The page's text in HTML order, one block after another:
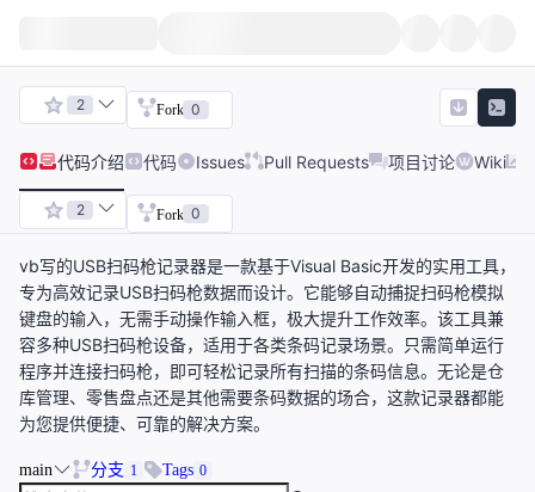
2 Fork 0
代码介绍 代码 Issues Pull Requests 项目讨论 Wiki
2 Fork 0
vb写的USB扫码枪记录器是一款基于Visual Basic开发的实用工具，
专为高效记录USB扫码枪数据而设计。它能够自动捕捉扫码枪模拟
键盘的输入，无需手动操作输入框，极大提升工作效率。该工具兼
容多种USB扫码枪设备，适用于各类条码记录场景。只需简单运行
程序并连接扫码枪，即可轻松记录所有扫描的条码信息。无论是仓
库管理、零售盘点还是其他需要条码数据的场合，这款记录器都能
为您提供便捷、可靠的解决方案。
main 分支 1 Tags 0